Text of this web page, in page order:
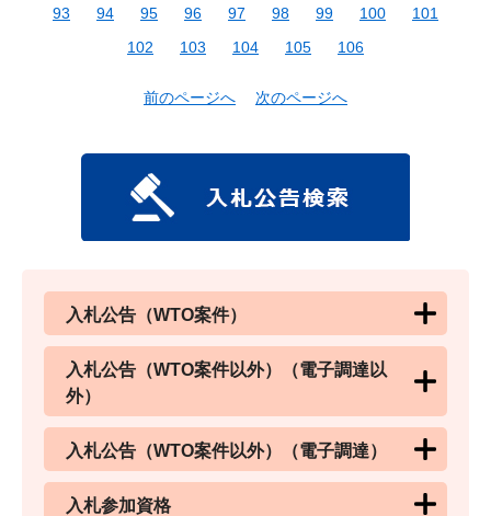
93
94 95 96 97 98 99 100
101
102
103 104 105 106
前のページへ 次のページへ
入札公告（WTO案件）
入札公告（WTO案件以外）（電子調達以
外）
入札公告（WTO案件以外）（電子調達）
入札参加資格